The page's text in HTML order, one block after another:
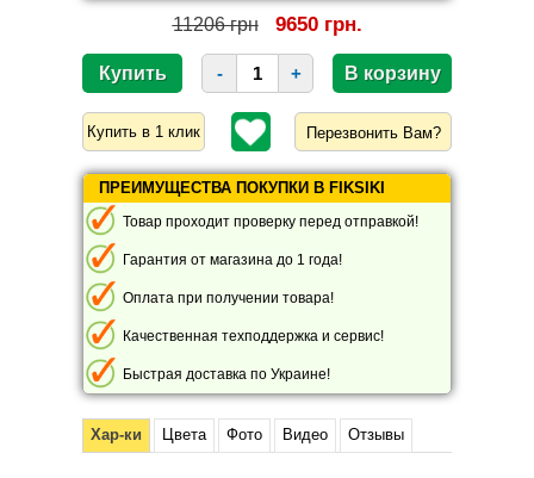
11206 грн 9650 грн.
- +
Перезвонить Вам?
ПРЕИМУЩЕСТВА ПОКУПКИ В FIKSIKI
Товар проходит проверку перед отправкой!
Гарантия от магазина до 1 года!
Оплата при получении товара!
Качественная техподдержка и сервис!
Быстрая доставка по Украине!
Хар-ки Цвета Фото Видео Отзывы